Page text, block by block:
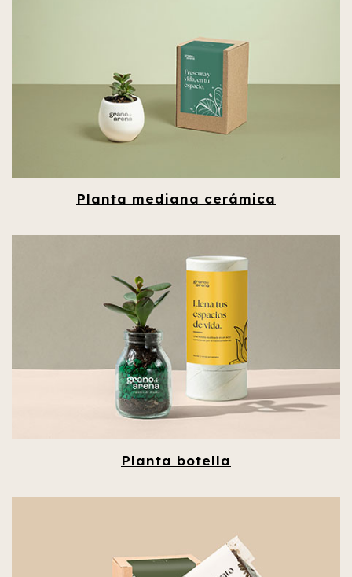
Planta mediana cerámica
Planta botella